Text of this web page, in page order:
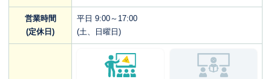
営業時間
(定休日)
平日 9:00～17:00
(土、日曜日)